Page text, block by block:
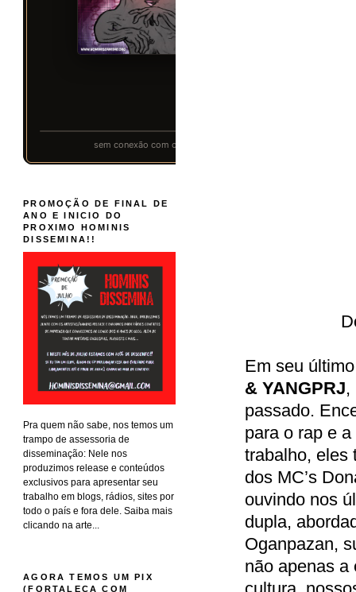
Em seu
& YANGPRJ,
passado.
para o rap e
trabalho, eles
dos MC’s
ouvindo nos
dupla,
Oganpazan,
não apenas a
PROMOÇÃO DE FINAL DE
ANO E INICIO DO
PROXIMO HOMINIS
DISSEMINA!!
Pra quem não sabe, nos temos um
trampo de assessoria de
disseminação: Nele nos
produzimos release e conteúdos
exclusivos para apresentar seu
trabalho em blogs, rádios, sites por
todo o país e fora dele. Saiba mais
clicando na arte...
AGORA TEMOS UM PIX
(FORTALEÇA COM